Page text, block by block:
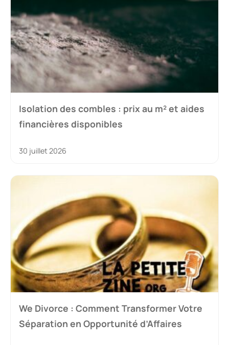
Isolation des combles : prix au m² et aides
financières disponibles
30 juillet 2026
We Divorce : Comment Transformer Votre
Séparation en Opportunité d’Affaires